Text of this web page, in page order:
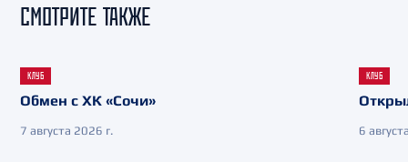
СМОТРИТЕ ТАКЖЕ
КЛУБ
Обмен с ХК «Сочи»
7 августа 2026 г.
КЛУБ
6